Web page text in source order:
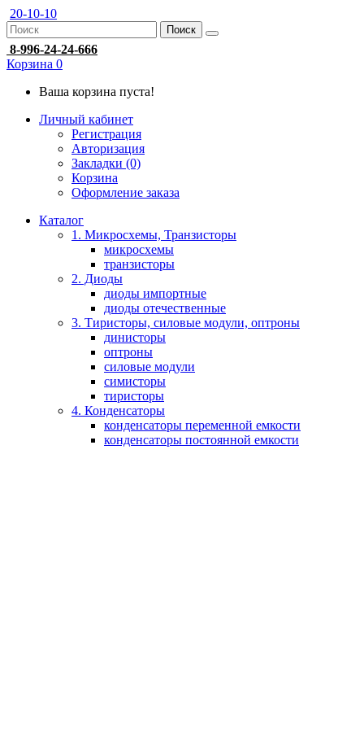
20-10-10
Поиск
8-996-24-24-666
Корзина 0
Ваша корзина пуста!
Личный кабинет
Регистрация
Авторизация
Закладки (0)
Корзина
Оформление заказа
Каталог
1. Микросхемы, Транзисторы
микросхемы
транзисторы
2. Диоды
диоды импортные
диоды отечественные
3. Тиристоры, силовые модули, оптроны
динисторы
оптроны
силовые модули
симисторы
тиристоры
4. Конденсаторы
конденсаторы переменной емкости
конденсаторы постоянной емкости